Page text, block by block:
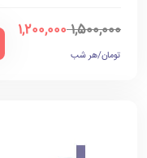
1,500,000
1,200,000
تومان/هر شب